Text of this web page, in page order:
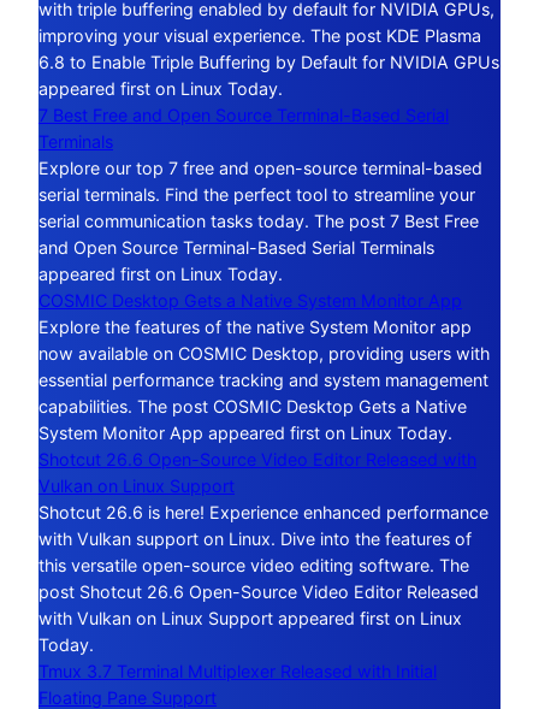
with triple buffering enabled by default for NVIDIA GPUs,
improving your visual experience. The post KDE Plasma
6.8 to Enable Triple Buffering by Default for NVIDIA GPUs
appeared first on Linux Today.
7 Best Free and Open Source Terminal-Based Serial
Terminals
Explore our top 7 free and open-source terminal-based
serial terminals. Find the perfect tool to streamline your
serial communication tasks today. The post 7 Best Free
and Open Source Terminal-Based Serial Terminals
appeared first on Linux Today.
COSMIC Desktop Gets a Native System Monitor App
Explore the features of the native System Monitor app
now available on COSMIC Desktop, providing users with
essential performance tracking and system management
capabilities. The post COSMIC Desktop Gets a Native
System Monitor App appeared first on Linux Today.
Shotcut 26.6 Open-Source Video Editor Released with
Vulkan on Linux Support
Shotcut 26.6 is here! Experience enhanced performance
with Vulkan support on Linux. Dive into the features of
this versatile open-source video editing software. The
post Shotcut 26.6 Open-Source Video Editor Released
with Vulkan on Linux Support appeared first on Linux
Today.
Tmux 3.7 Terminal Multiplexer Released with Initial
Floating Pane Support